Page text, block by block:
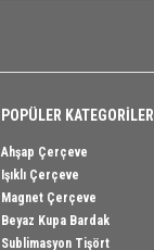
POPÜLER KATEGORİLER
Ahşap Çerçeve
Işıklı Çerçeve
Magnet Çerçeve
Beyaz Kupa Bardak
Sublimasyon Tişört